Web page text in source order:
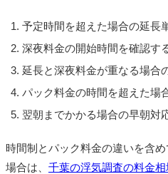
予定時間を超えた場合の延長
深夜料金の開始時間を確認す
延長と深夜料金が重なる場合
パック料金の時間を超えた場
翌朝までかかる場合の早朝対
時間制とパック料金の違いを含
場合は、 千葉の浮気調査の料金相